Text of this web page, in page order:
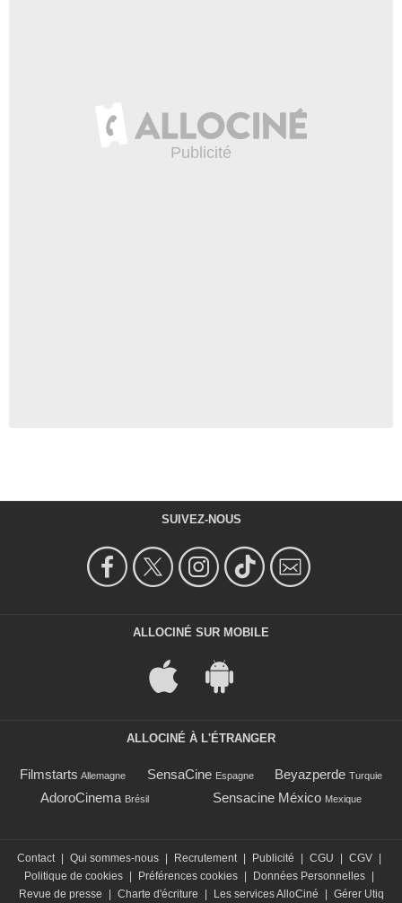
SUIVEZ-NOUS
ALLOCINÉ SUR MOBILE
ALLOCINÉ À L'ÉTRANGER
Filmstarts Allemagne SensaCine Espagne Beyazperde Turquie
AdoroCinema Brésil Sensacine México Mexique
Contact Qui sommes-nous Recrutement Publicité CGU CGV
Politique de cookies
Préférences cookies Données Personnelles
Revue de presse
Charte d'écriture Les services AlloCiné Gérer Utiq